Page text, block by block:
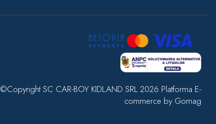
©Copyright SC CAR-BOY KIDLAND SRL 2026 Platforma E-
commerce by Gomag